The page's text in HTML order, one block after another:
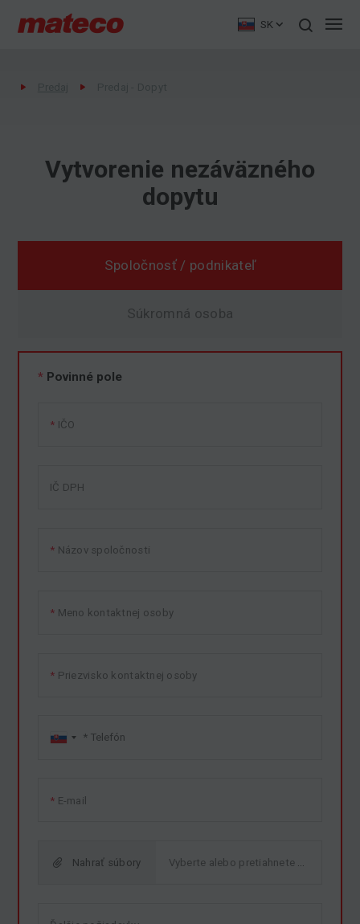
SK
Vytvorenie nezáväzného
dopytu
Spoločnosť / podnikateľ
Súkromná osoba
* Povinné pole
IČO
IČ DPH
Názov spoločnosti
Meno kontaktnej osoby
Priezvisko kontaktnej osoby
E-mail
Nahrať súbory